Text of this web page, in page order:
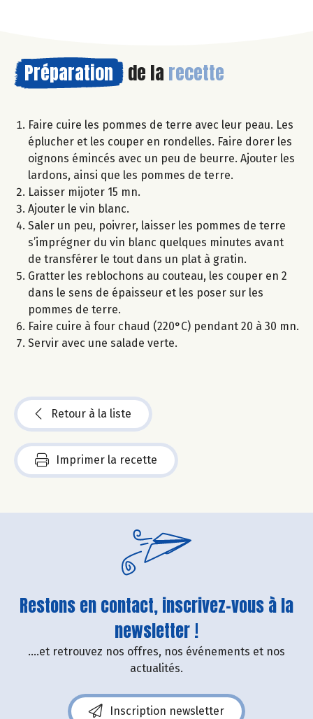
Préparation de la recette
Faire cuire les pommes de terre avec leur peau. Les
éplucher et les couper en rondelles. Faire dorer les
oignons émincés avec un peu de beurre. Ajouter les
lardons, ainsi que les pommes de terre.
Laisser mijoter 15 mn.
Ajouter le vin blanc.
Saler un peu, poivrer, laisser les pommes de terre
s’imprégner du vin blanc quelques minutes avant
de transférer le tout dans un plat à gratin.
Gratter les reblochons au couteau, les couper en 2
dans le sens de épaisseur et les poser sur les
pommes de terre.
Faire cuire à four chaud (220°C) pendant 20 à 30 mn.
Servir avec une salade verte.
Retour à la liste
Imprimer la recette
Restons en contact, inscrivez-vous à la
newsletter !
....et retrouvez nos offres, nos événements et nos
actualités.
Inscription newsletter